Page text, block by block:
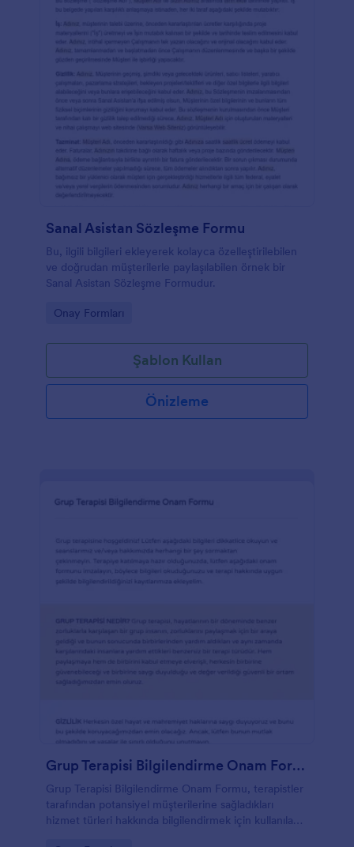
Sanal Asistan Sözleşme Formu
Bu, ilgili bilgileri ekleyerek kolayca özelleştirilebilen
ve doğrudan müşterilerle paylaşılabilen örnek bir
Sanal Asistan Sözleşme Formudur.
Go to Category:
Onay Formları
Şablon Kullan
Önizleme
Grup Terapisi Bilgilendirme Onam Formu
Grup Terapisi Bilgilendirme Onam Formu, terapistler
tarafından potansiyel müşterilerine sağladıkları
hizmet türleri hakkında bilgilendirmek için kullanılan